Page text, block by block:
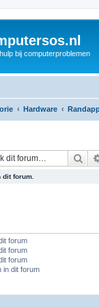
bij computerproblemen
Hardware
forum.
forum
forum
forum
in dit forum